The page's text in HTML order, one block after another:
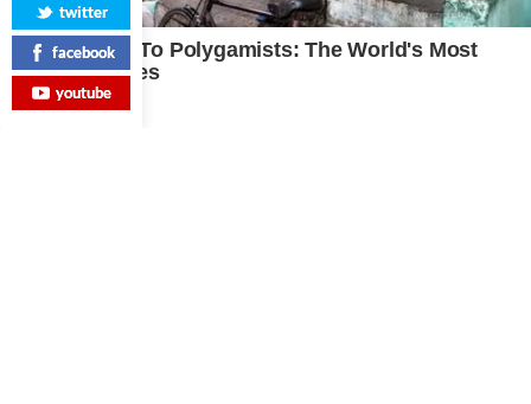
twitter
facebook
youtube